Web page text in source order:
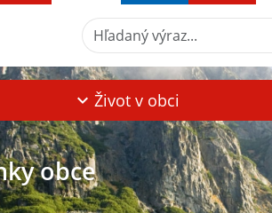
Hľadaný výraz...
Život v obci
obce